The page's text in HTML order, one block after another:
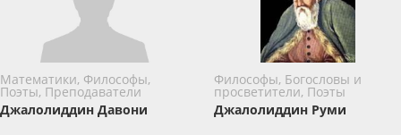
Математики, Философы,
Поэты, Преподаватели
Джалолиддин Давони
Философы, Богословы и
просветители, Поэты
Джалолиддин Руми